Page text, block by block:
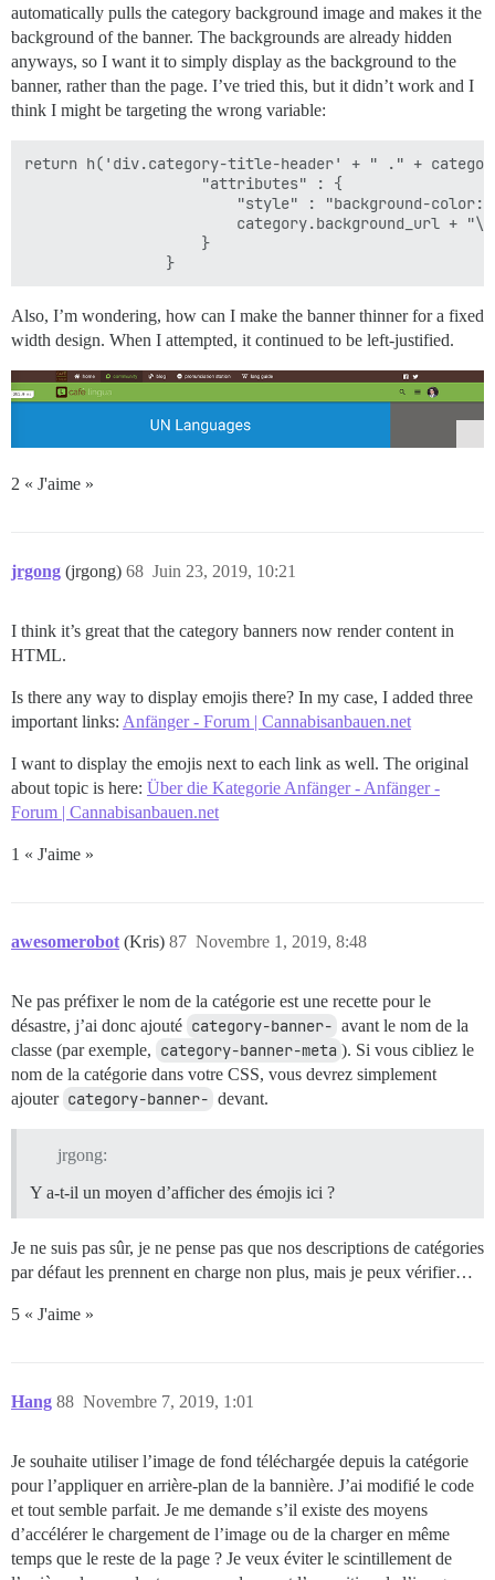
automatically pulls the category background image and makes it the
background of the banner. The backgrounds are already hidden
anyways, so I want it to simply display as the background to the
banner, rather than the page. I’ve tried this, but it didn’t work and I
think I might be targeting the wrong variable:
return h('div.category-title-header' + " ." +
                    "attributes" : {
"style" : "background-
category.background_url +
                    }
Also, I’m wondering, how can I make the banner thinner for a fixed
width design. When I attempted, it continued to be left-justified.
2 « J'aime »
jrgong (jrgong) Juin 23, 2019, 10:21
68
I think it’s great that the category banners now render content in
HTML.
Is there any way to display emojis there? In my case, I added three
important links: Anfänger - Forum | Cannabisanbauen.net
I want to display the emojis next to each link as well. The original
about topic is here: Über die Kategorie Anfänger - Anfänger -
Forum | Cannabisanbauen.net
1 « J'aime »
awesomerobot (Kris) Novembre 1, 2019, 8:48
87
Ne pas préfixer le nom de la catégorie est une recette pour le
désastre, j’ai donc ajouté category-banner- avant le nom de la
classe (par exemple, category-banner-meta ). Si vous cibliez le
nom de la catégorie dans votre CSS, vous devrez simplement
ajouter category-banner- devant.
jrgong:
Y a-t-il un moyen d’afficher des émojis ici ?
Je ne suis pas sûr, je ne pense pas que nos descriptions de catégories
par défaut les prennent en charge non plus, mais je peux vérifier…
5 « J'aime »
Hang Novembre 7, 2019, 1:01
88
Je souhaite utiliser l’image de fond téléchargée depuis la catégorie
pour l’appliquer en arrière-plan de la bannière. J’ai modifié le code
et tout semble parfait. Je me demande s’il existe des moyens
d’accélérer le chargement de l’image ou de la charger en même
temps que le reste de la page ? Je veux éviter le scintillement de